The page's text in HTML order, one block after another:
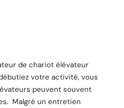
de chariot élévateur
votre activité, vous
peuvent souvent
Malgré un entretien